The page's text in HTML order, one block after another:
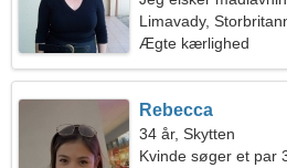
Limavady,
Ægte kærlighed
Rebecca
34 år, Skytten
Kvinde søger et par